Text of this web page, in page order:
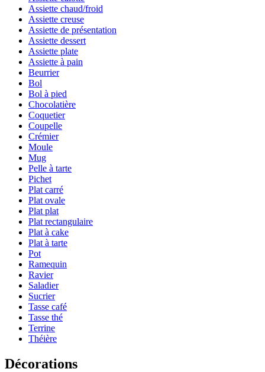
Assiette chaud/froid
Assiette creuse
Assiette de présentation
Assiette dessert
Assiette plate
Assiette à pain
Beurrier
Bol
Bol à pied
Chocolatière
Coquetier
Coupelle
Crémier
Moule
Mug
Pelle à tarte
Pichet
Plat carré
Plat ovale
Plat plat
Plat rectangulaire
Plat à cake
Plat à tarte
Pot
Ramequin
Ravier
Saladier
Sucrier
Tasse café
Tasse thé
Terrine
Théière
Décorations